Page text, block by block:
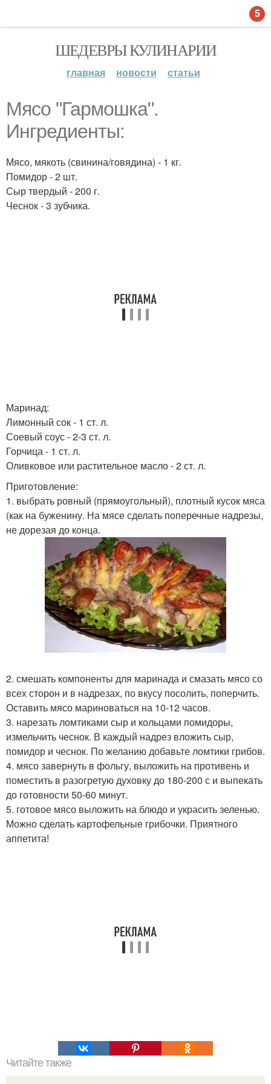
ШЕДЕВРЫ КУЛИНАРИИ
главная новости статьи
Мясо "Гармошка".
Ингредиенты:
Мясо, мякоть (свинина/говядина) - 1 кг.
Помидор - 2 шт.
Сыр твердый - 200 г.
Чеснок - 3 зубчика.
Маринад:
Лимонный сок - 1 ст. л.
Соевый соус - 2-3 ст. л.
Горчица - 1 ст. л.
Оливковое или растительное масло - 2 ст. л.
Приготовление:
1. выбрать ровный (прямоугольный), плотный кусок мяса
(как на буженину. На мясе сделать поперечные надрезы,
не дорезая до конца.
2. смешать компоненты для маринада и смазать мясо со
всех сторон и в надрезах, по вкусу посолить, поперчить.
Оставить мясо мариноваться на 10-12 часов.
3. нарезать ломтиками сыр и кольцами помидоры,
измельчить чеснок. В каждый надрез вложить сыр,
помидор и чеснок. По желанию добавьте ломтики грибов.
4. мясо завернуть в фольгу, выложить на противень и
поместить в разогретую духовку до 180-200 с и выпекать
до готовности 50-60 минут.
5. готовое мясо выложить на блюдо и украсить зеленью.
Можно сделать картофельные грибочки. Приятного
аппетита!
Читайте также
5